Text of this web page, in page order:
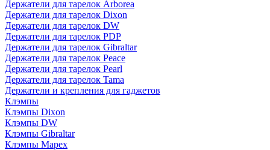
Держатели для тарелок Arborea
Держатели для тарелок Dixon
Держатели для тарелок DW
Держатели для тарелок PDP
Держатели для тарелок Gibraltar
Держатели для тарелок Peace
Держатели для тарелок Pearl
Держатели для тарелок Tama
Держатели и крепления для гаджетов
Клэмпы
Клэмпы Dixon
Клэмпы DW
Клэмпы Gibraltar
Клэмпы Mapex